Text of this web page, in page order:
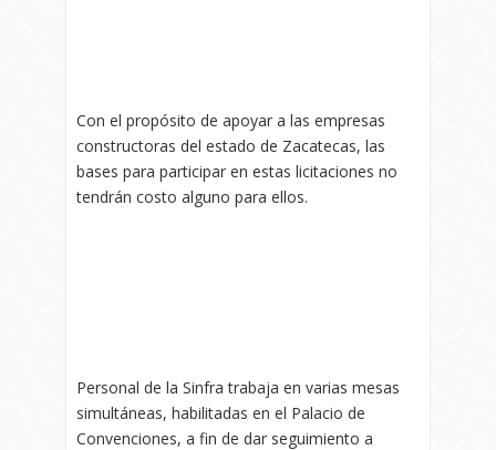
Con el propósito de apoyar a las empresas
constructoras del estado de Zacatecas, las
bases para participar en estas licitaciones no
tendrán costo alguno para ellos.
Personal de la Sinfra trabaja en varias mesas
simultáneas, habilitadas en el Palacio de
Convenciones, a fin de dar seguimiento a